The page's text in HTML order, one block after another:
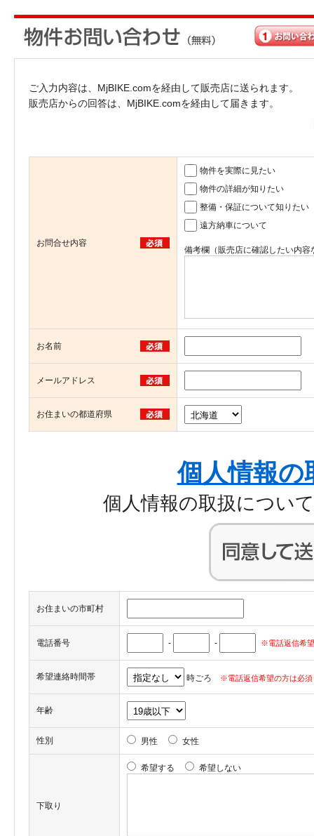
ご入力内容は、MjBIKE.comを経由して販売店に送られます。
販売店からの回答は、MjBIKE.comを経由して届きます。
お問合せ内容
物件を実際に見たい
物件の詳細が知りたい
整備・保証について知りたい
遠方納車について
備考欄（販売店に確認したい内
お名前
メールアドレス
お住まいの都道府県
個人情報の
個人情報の取扱につい
お住まいの市町村
電話番号 - - ※電話返信希
希望連絡時間帯 時ごろ ※電話返信希望の方は必須
年齢
性別 男性 女性
下取り
希望する 希望しない